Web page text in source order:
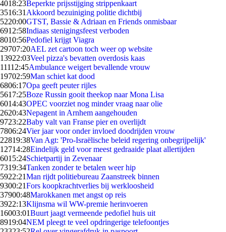
4018:23Beperkte prijsstijging strippenkaart
3516:31 Akkoord bezuiniging politie dichtbij
5220:00GTST, Bassie & Adriaan en Friends onmisbaar
6912:58Indiaas stenigingsfeest verboden
8010:56Pedofiel krijgt Viagra
29707:20AEL zet cartoon toch weer op website
13922:03Veel pizza's bevatten overdosis kaas
11112:45Ambulance weigert bevallende vrouw
19702:59Man schiet kat dood
6806:17Opa geeft peuter rijles
5617:25Boze Russin gooit theekop naar Mona Lisa
6014:43OPEC voorziet nog minder vraag naar olie
2620:43Nepagent in Arnhem aangehouden
9723:22Baby valt van Franse pier en overlijdt
7806:24Vier jaar voor onder invloed doodrijden vrouw
22819:38Van Agt: 'Pro-Israëlische beleid regering onbegrijpelijk'
12714:28Eindelijk geld voor meest gedraaide plaat allertijden
6015:24Schietpartij in Zevenaar
7319:34Tanken zonder te betalen weer hip
5922:21Man rijdt politiebureau Zaanstreek binnen
9300:21Fors koopkrachtverlies bij werkloosheid
37900:48Marokkanen met angst op reis
3922:13Klijnsma wil WW-premie herinvoeren
16003:01Buurt jaagt vermeende pedofiel huis uit
8919:04NEM pleegt te veel opdringerige telefoontjes